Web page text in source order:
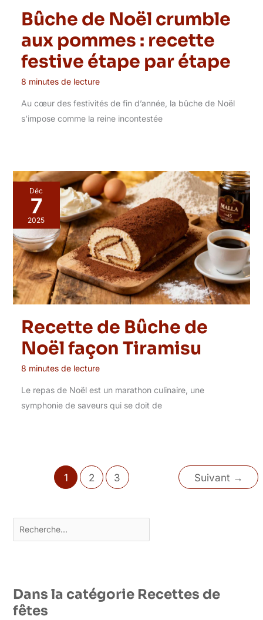
Bûche de Noël crumble
aux pommes : recette
festive étape par étape
8 minutes de lecture
Au cœur des festivités de fin d’année, la bûche de Noël
s’impose comme la reine incontestée
Déc
7
2025
Recette de Bûche de
Noël façon Tiramisu
8 minutes de lecture
Le repas de Noël est un marathon culinaire, une
symphonie de saveurs qui se doit de
1 2 3 Suivant →
Rechercher
Dans la catégorie Recettes de
fêtes